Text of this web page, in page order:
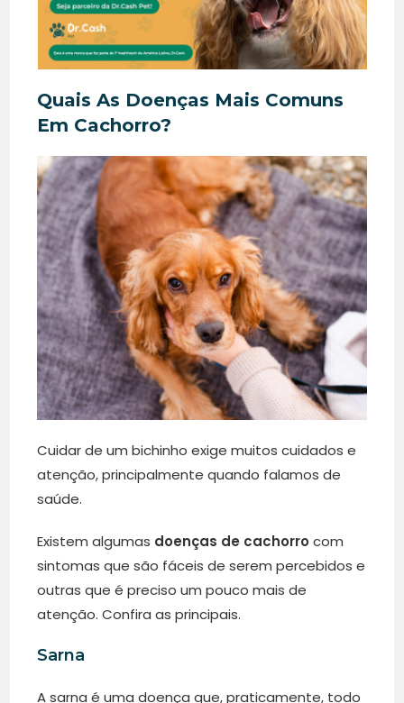
Quais As Doenças Mais Comuns
Em Cachorro?
Cuidar de um bichinho exige muitos cuidados e
atenção, principalmente quando falamos de
saúde.
Existem algumas doenças de cachorrocom
sintomas que são fáceis de serem percebidos e
outras que é preciso um pouco mais de
atenção. Confira as principais.
Sarna
A sarna é uma doença que, praticamente, todo